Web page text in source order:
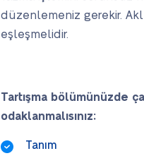
düzenlemeniz gerekir.
eşleşmelidir.
Tartışma bölümünüzde
odaklanmalısınız:
Tanım